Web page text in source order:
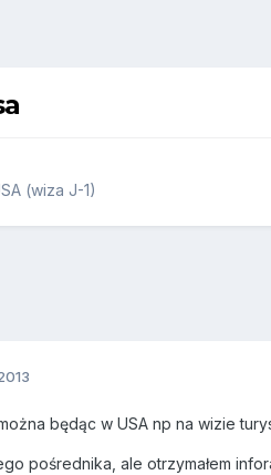
(wiza J-1)
będąc w USA np na wizie
pośrednika, ale otrzymałem